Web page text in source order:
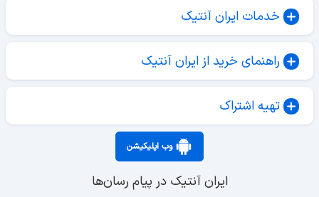
خدمات ایران آنتیک
راهنمای خرید از ایران آنتیک
تهیه اشتراک
وب اپلیکیشن
ایران آنتیک در پیام رسان‌ها